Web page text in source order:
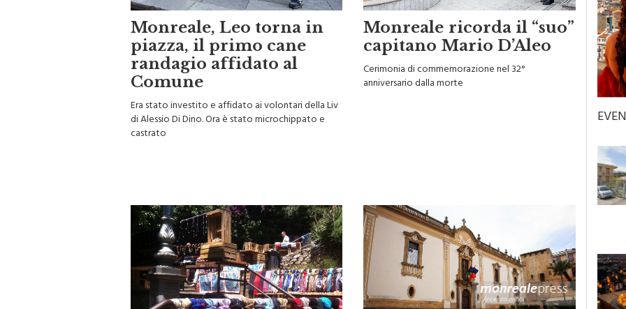
Monreale, Leo torna in
piazza, il primo cane
randagio affidato al
Comune
Era stato investito e affidato ai volontari della Liv
di Alessio Di Dino. Ora è stato microchippato e
castrato
Monreale ricorda il “suo”
capitano Mario D’Aleo
Cerimonia di commemorazione nel 32°
anniversario dalla morte